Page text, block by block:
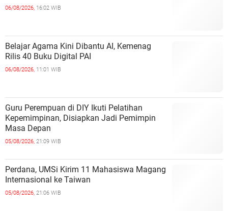
06/08/2026, 16:02 WIB
Belajar Agama Kini Dibantu AI, Kemenag
Rilis 40 Buku Digital PAI
06/08/2026, 11:01 WIB
Guru Perempuan di DIY Ikuti Pelatihan
Kepemimpinan, Disiapkan Jadi Pemimpin
Masa Depan
05/08/2026, 21:09 WIB
Perdana, UMSi Kirim 11 Mahasiswa Magang
Internasional ke Taiwan
05/08/2026, 21:06 WIB